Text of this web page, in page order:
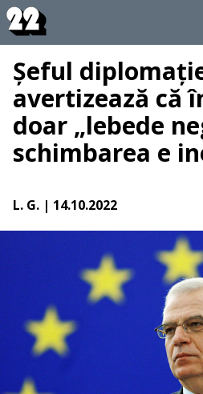
Șeful
avertizează că
doar „lebede
schimbarea e
L. G. | 14.10.2022